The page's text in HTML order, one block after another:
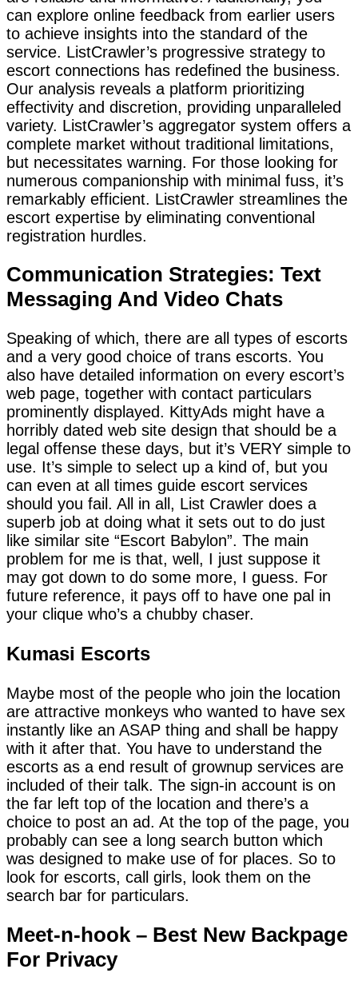
can explore online feedback from earlier users
to achieve insights into the standard of the
service. ListCrawler’s progressive strategy to
escort connections has redefined the business.
Our analysis reveals a platform prioritizing
effectivity and discretion, providing unparalleled
variety. ListCrawler’s aggregator system offers a
complete market without traditional limitations,
but necessitates warning. For those looking for
numerous companionship with minimal fuss, it’s
remarkably efficient. ListCrawler streamlines the
escort expertise by eliminating conventional
registration hurdles.
Communication Strategies: Text
Messaging And Video Chats
Speaking of which, there are all types of escorts
and a very good choice of trans escorts. You
also have detailed information on every escort’s
web page, together with contact particulars
prominently displayed. KittyAds might have a
horribly dated web site design that should be a
legal offense these days, but it’s VERY simple to
use. It’s simple to select up a kind of, but you
can even at all times guide escort services
should you fail. All in all, List Crawler does a
superb job at doing what it sets out to do just
like similar site “Escort Babylon”. The main
problem for me is that, well, I just suppose it
may got down to do some more, I guess. For
future reference, it pays off to have one pal in
your clique who’s a chubby chaser.
Kumasi Escorts
Maybe most of the people who join the location
are attractive monkeys who wanted to have sex
instantly like an ASAP thing and shall be happy
with it after that. You have to understand the
escorts as a end result of grownup services are
included of their talk. The sign-in account is on
the far left top of the location and there’s a
choice to post an ad. At the top of the page, you
probably can see a long search button which
was designed to make use of for places. So to
look for escorts, call girls, look them on the
search bar for particulars.
Meet-n-hook – Best New Backpage
For Privacy